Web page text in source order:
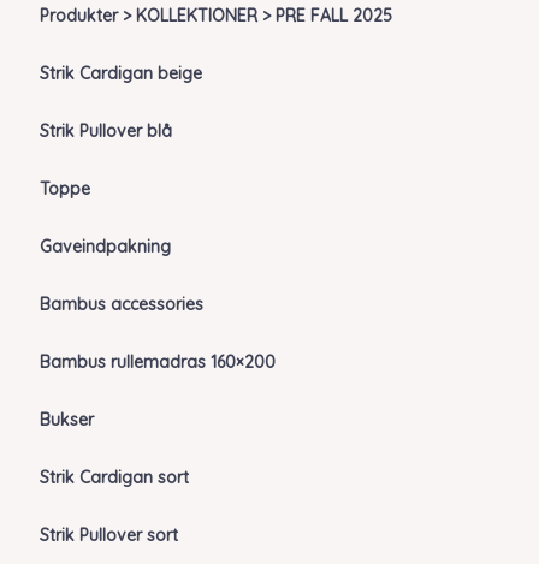
Produkter > KOLLEKTIONER > PRE FALL 2025
Strik Cardigan beige
Strik Pullover blå
Toppe
Gaveindpakning
Bambus accessories
Bambus rullemadras 160×200
Bukser
Strik Cardigan sort
Strik Pullover sort